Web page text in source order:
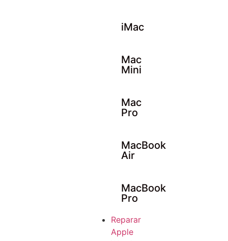
iMac
Mac
Mini
Mac
Pro
MacBook
Air
MacBook
Pro
Reparar
Apple